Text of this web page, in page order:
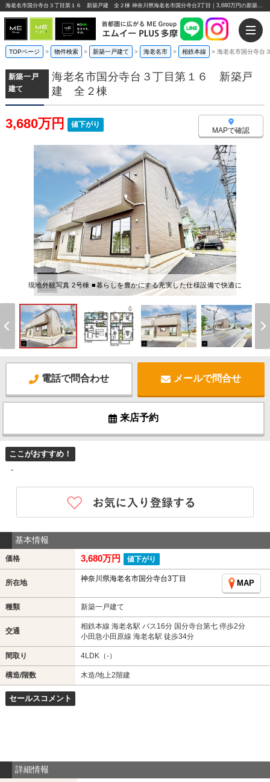
海老名市国分寺台３丁目第１６ 新築戸建 全２棟 神奈川県海老名市国分寺台3丁目｜3,680万円の新築一戸建て｜エムイーPLUS多摩
TOPページ > 物件検索 > 新築一戸建て > 海老名市 > 相鉄本線 > 海老名市国分寺
新築一戸
建て
海老名市国分寺台３丁目第１６ 新築戸
建 全２棟
3,680万円 値下がり
MAPで確認
現地外観写真 2号棟 ■暮らしを豊かにする充実した仕様設備で快適に
電話で問合わせ メールで問合せ
来店予約
ここがおすすめ！
-
基本情報
価格 3,680万円 値下がり
所在地 神奈川県海老名市国分寺台3丁目
MAP
種類 新築一戸建て
交通
相鉄本線 海老名駅 バス16分 国分寺台第七 停歩2分
小田急小田原線 海老名駅 徒歩34分
間取り 4LDK（-）
構造/階数 木造/地上2階建
セールスコメント
詳細情報